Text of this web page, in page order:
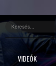
VIDEÓK